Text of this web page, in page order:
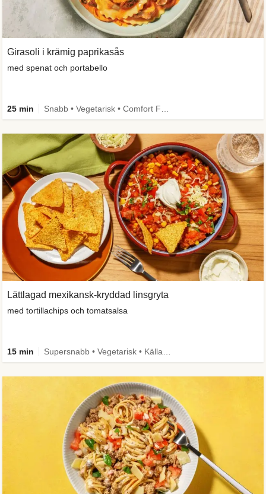
Girasoli i krämig paprikasås
med spenat och portabello
25 min
Lättlagad mexikansk-kryddad linsgryta
med tortillachips och tomatsalsa
15 min